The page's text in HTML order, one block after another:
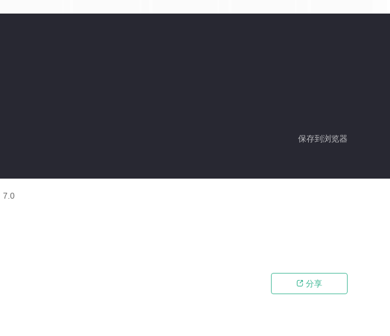
保存到浏览器
7.0
 分享